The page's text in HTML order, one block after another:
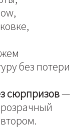
без потери
сюрпризов—